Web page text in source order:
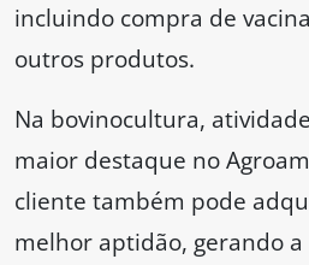
incluindo compra de
outros produtos.
Na bovinocultura,
maior destaque no
cliente também pode
melhor aptidão, gerando